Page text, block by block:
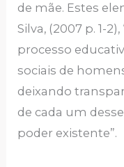
de mãe. Estes
Silva, (2007 p. 1-
processo
sociais de
deixando
de cada um
poder existente”.